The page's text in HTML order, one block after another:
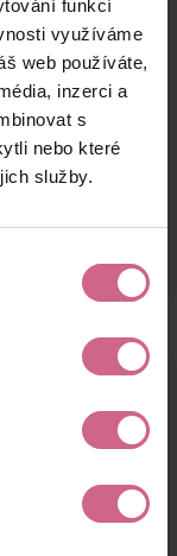
funkcí
využíváme
web používáte,
inzerci a
s
nebo které
služby.
689 Kč
1 055 Kč